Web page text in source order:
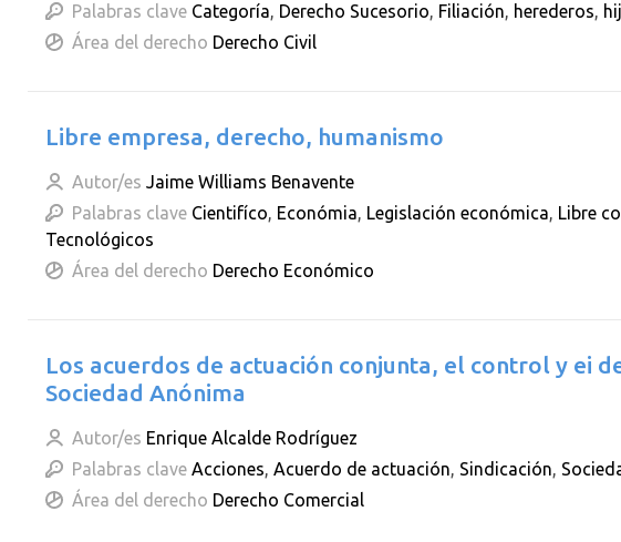
Palabras clave Categoría, Derecho Sucesorio, Filiación, herederos,
Área del derecho Derecho Civil
Libre empresa, derecho, humanismo
Autor/es Jaime Williams Benavente
Palabras clave Cientifíco, Económia, Legislación económica, Libre
Tecnológicos
Área del derecho Derecho Económico
Los acuerdos de actuación conjunta, el control y ei
Sociedad Anónima
Autor/es Enrique Alcalde Rodríguez
Palabras clave Acciones, Acuerdo de actuación, Sindicación,
Área del derecho Derecho Comercial